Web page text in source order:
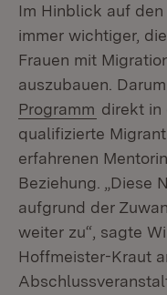
Im Hinblick auf
immer wichtiger,
Frauen mit
auszubauen.
Programm (Öffnet
direkt in
qualifizierte
erfahrenen
Beziehung. „Diese
aufgrund der
weiter zu“, sagte
Hoffmeister-Kraut